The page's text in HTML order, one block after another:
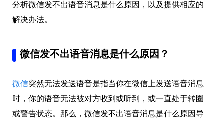
分析微信发不出语音消息是什么原因，以及提供相应的
解决办法。
微信发不出语音消息是什么原因？
微信突然无法发送语音是指当你在微信上发送语音消息
时，你的语音无法被对方收到或听到，或一直处于转圈
或警告状态。那么，微信发不出语音消息是什么原因导